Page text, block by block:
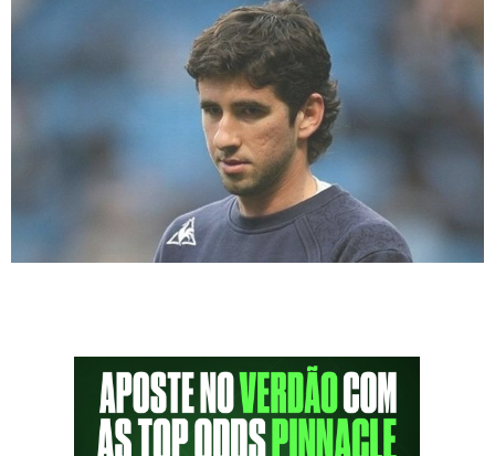
PodPorco. A entrevista acontece nesta quarta-
feira (6), às 16h, ao vivo em nosso canal do
YouTube. Gláuber passou pelo Palmeiras entre
os anos de 2003 e 2005, e soma 52 jogos